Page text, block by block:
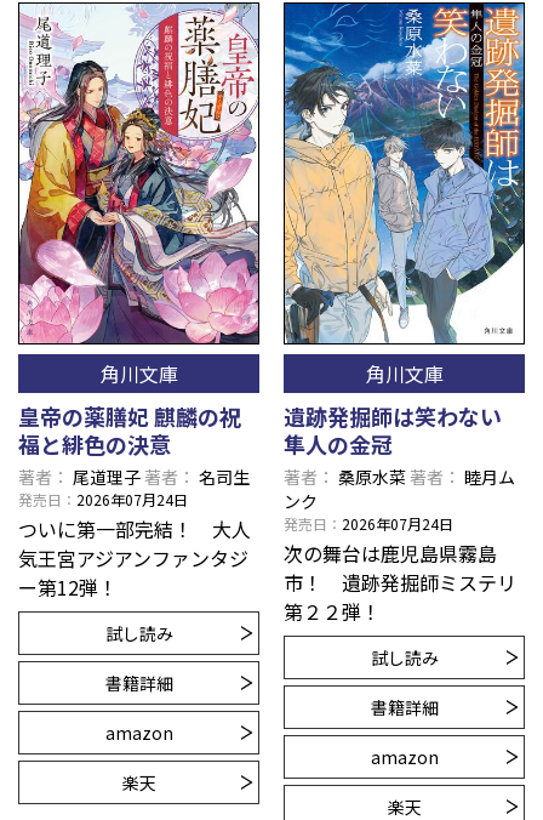
角川文庫
皇帝の薬膳妃 麒麟の祝
福と緋色の決意
著者 尾道理子著者 名司生
発売日 2026年07月24日
ついに第一部完結！ 大人
気王宮アジアンファンタジ
ー第12弾！
試し読み
書籍詳細
amazon
楽天
角川文庫
遺跡発掘師は笑わない
隼人の金冠
著者 桑原水菜著者
睦月ム
ンク
発売日 2026年07月24日
次の舞台は鹿児島県霧島
市！ 遺跡発掘師ミステリ
第２２弾！
試し読み
書籍詳細
amazon
楽天